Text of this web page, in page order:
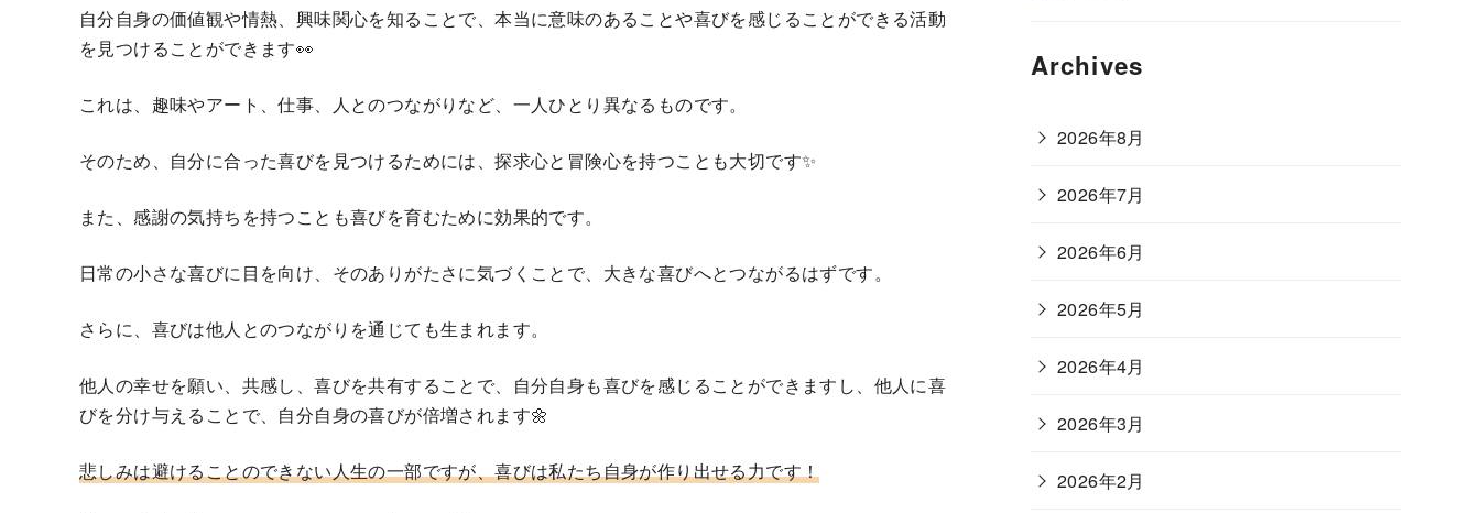
自分自身の価値観や情熱、興味関心を知ることで、本当に意味のあることや喜びを感じることができる活動
を見つけることができます👀
これは、趣味やアート、仕事、人とのつながりなど、一人ひとり異なるものです。
そのため、自分に合った喜びを見つけるためには、探求心と冒険心を持つことも大切です✨
また、感謝の気持ちを持つことも喜びを育むために効果的です。
日常の小さな喜びに目を向け、そのありがたさに気づくことで、大きな喜びへとつながるはずです。
さらに、喜びは他人とのつながりを通じても生まれます。
他人の幸せを願い、共感し、喜びを共有することで、自分自身も喜びを感じることができますし、他人に喜
びを分け与えることで、自分自身の喜びが倍増されます🌼
悲しみは避けることのできない人生の一部ですが、喜びは私たち自身が作り出せる力です！
Archives
2026年8月
2026年7月
2026年6月
2026年5月
2026年4月
2026年3月
2026年2月